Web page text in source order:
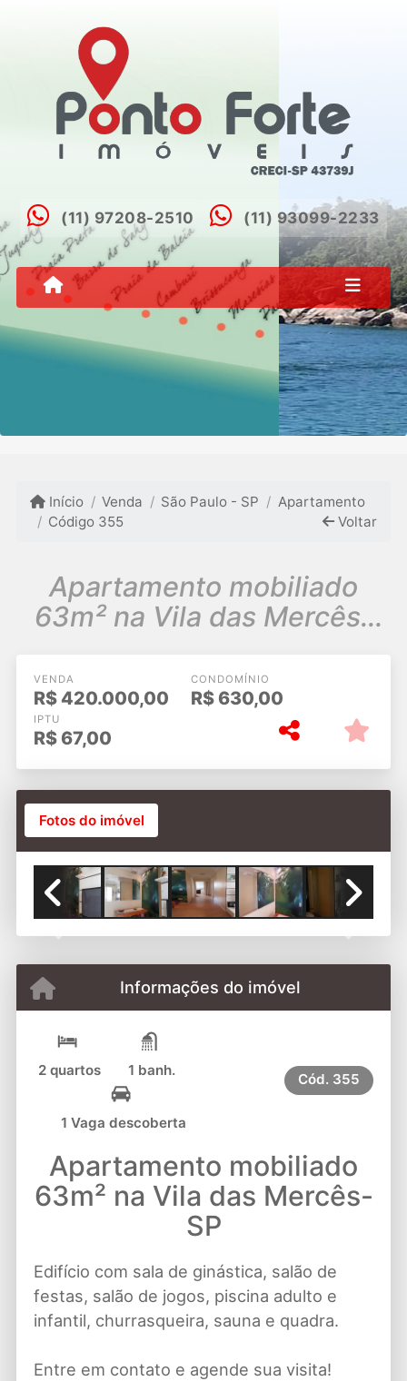
(11) 97208-2510 (11) 93099-2233
Início Venda São Paulo - SP
Apartamento
Código 355
Voltar
Apartamento mobiliado
63m² na Vila das Mercês-
VENDA
R$420.000,00
CONDOMÍNIO
R$630,00
IPTU
R$67,00
Fotos do imóvel
Previous Next
Informações do imóvel
2 quartos 1 banh.
1 Vaga descoberta
Cód. 355
Apartamento mobiliado
63m² na Vila das Mercês-
SP
Edifício com sala de ginástica, salão de
festas, salão de jogos, piscina adulto e
infantil, churrasqueira, sauna e quadra.
Entre em contato e agende sua visita!